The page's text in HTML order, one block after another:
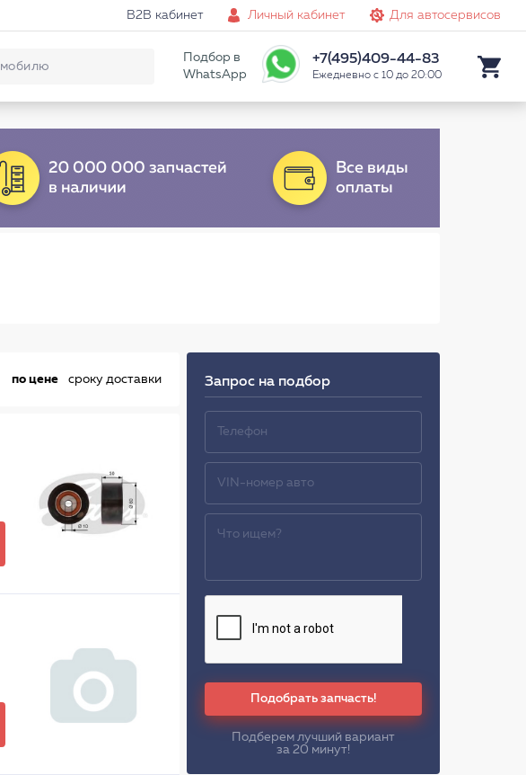
B2B кабинет Личный кабинет Для автосервисов
Подбор в
WhatsApp
+7(495)409-44-83
Ежедневно с 10 до 20:00
по цене сроку доставки Запрос на подбор
Подобрать запчасть!
Подберем лучший вариант
за 20 минут!